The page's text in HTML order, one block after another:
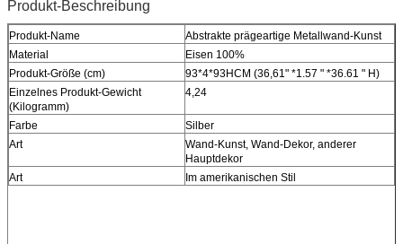
Produkt-Beschreibung
Produkt-Name
Abstrakte prägeartige Metallwand-Kunst
Material
Eisen 100%
Produkt-Größe (cm)
93*4*93HCM (36,61" *1.57 " *36.61 " H)
Einzelnes Produkt-Gewicht
(Kilogramm)
4,24
Farbe
Silber
Art
Wand-Kunst, Wand-Dekor, anderer
Hauptdekor
Art
Im amerikanischen Stil